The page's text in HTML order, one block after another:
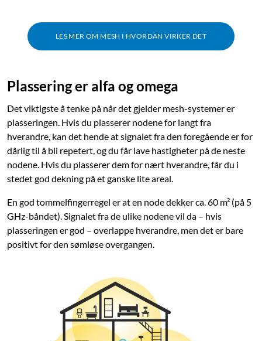
LES MER OM MESH I HVORDAN VIRKER DET
Plassering er alfa og omega
Det viktigste å tenke på når det gjelder mesh-systemer er
plasseringen. Hvis du plasserer nodene for langt fra
hverandre, kan det hende at signalet fra den foregående er for
dårlig til å bli repetert, og du får lave hastigheter på de neste
nodene. Hvis du plasserer dem for nært hverandre, får du i
stedet god dekning på et ganske lite areal.
En god tommelfingerregel er at en node dekker ca. 60 m² (på 5
GHz-båndet). Signalet fra de ulike nodene vil da – hvis
plasseringen er god – overlappe hverandre, men det er bare
positivt for den sømløse overgangen.